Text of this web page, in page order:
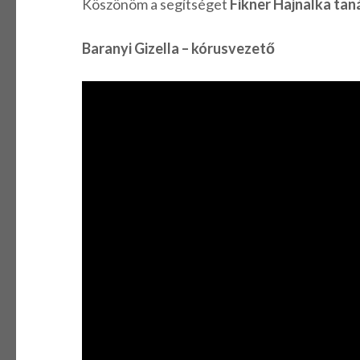
Köszönöm a segítséget Fikner Hajnalka
Baranyi Gizella – kórusvezető